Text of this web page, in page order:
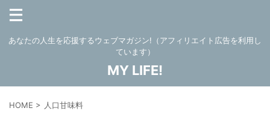
あなたの人生を応援するウェブマガジン!（アフィリエイト広告を利用し
ています）
MY LIFE!
HOME > 人口甘味料